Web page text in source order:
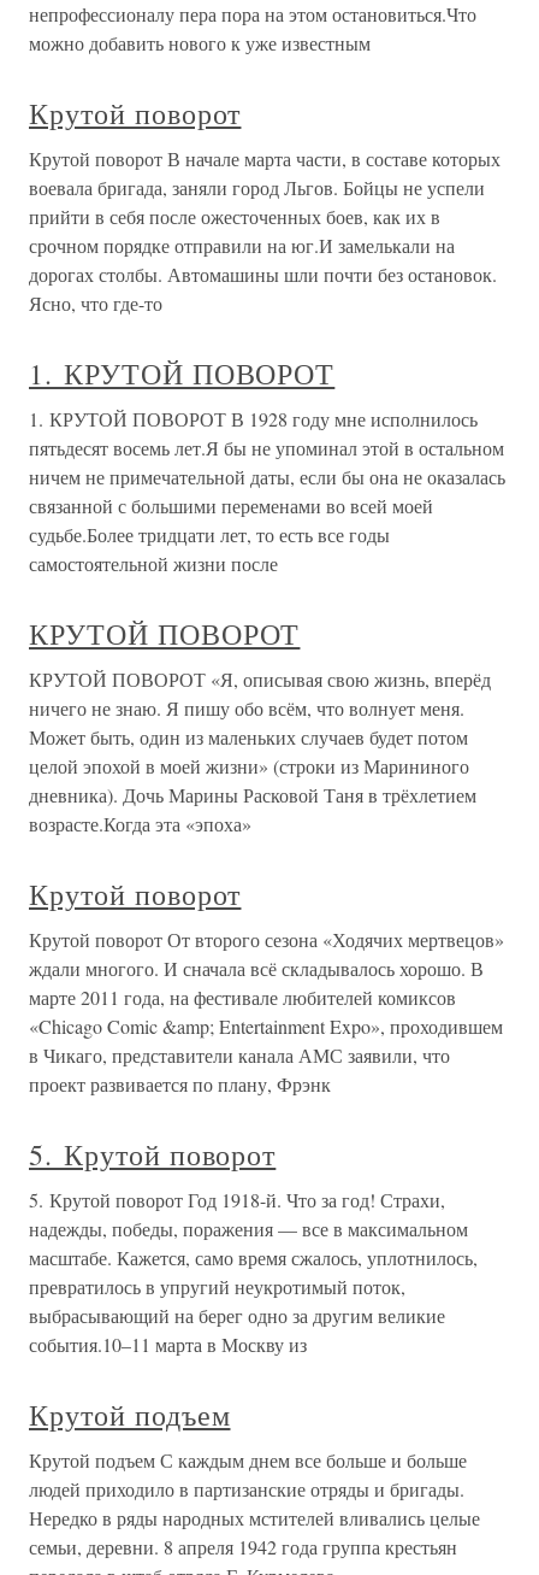
непрофессионалу пера пора на этом остановиться.Что
можно добавить нового к уже известным
Крутой поворот
Крутой поворот В начале марта части, в составе которых
воевала бригада, заняли город Льгов. Бойцы не успели
прийти в себя после ожесточенных боев, как их в
срочном порядке отправили на юг.И замелькали на
дорогах столбы. Автомашины шли почти без остановок.
Ясно, что где-то
1. КРУТОЙ ПОВОРОТ
1. КРУТОЙ ПОВОРОТ В 1928 году мне исполнилось
пятьдесят восемь лет.Я бы не упоминал этой в остальном
ничем не примечательной даты, если бы она не оказалась
связанной с большими переменами во всей моей
судьбе.Более тридцати лет, то есть все годы
самостоятельной жизни после
КРУТОЙ ПОВОРОТ
КРУТОЙ ПОВОРОТ «Я, описывая свою жизнь, вперёд
ничего не знаю. Я пишу обо всём, что волнует меня.
Может быть, один из маленьких случаев будет потом
целой эпохой в моей жизни» (строки из Марининого
дневника). Дочь Марины Расковой Таня в трёхлетием
возрасте.Когда эта «эпоха»
Крутой поворот
Крутой поворот От второго сезона «Ходячих мертвецов»
ждали многого. И сначала всё складывалось хорошо. В
марте 2011 года, на фестивале любителей комиксов
«Chicago Comic &amp; Entertainment Expo», проходившем
в Чикаго, представители канала АМС заявили, что
проект развивается по плану, Фрэнк
5. Крутой поворот
5. Крутой поворот Год 1918-й. Что за год! Страхи,
надежды, победы, поражения — все в максимальном
масштабе. Кажется, само время сжалось, уплотнилось,
превратилось в упругий неукротимый поток,
выбрасывающий на берег одно за другим великие
события.10–11 марта в Москву из
Крутой подъем
Крутой подъем С каждым днем все больше и больше
людей приходило в партизанские отряды и бригады.
Нередко в ряды народных мстителей вливались целые
семьи, деревни. 8 апреля 1942 года группа крестьян